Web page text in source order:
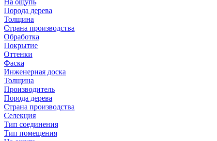
На ощупь
Порода дерева
Толщина
Страна производства
Обработка
Покрытие
Оттенки
Фаска
Инженерная доска
Толщина
Производитель
Порода дерева
Страна производства
Селекция
Тип соединения
Тип помещения